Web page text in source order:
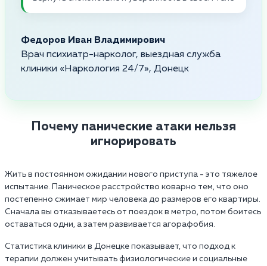
Федоров Иван Владимирович
Врач психиатр-нарколог, выездная служба
клиники «Наркология 24/7», Донецк
Почему панические атаки нельзя
игнорировать
Жить в постоянном ожидании нового приступа - это тяжелое
испытание. Паническое расстройство коварно тем, что оно
постепенно сжимает мир человека до размеров его квартиры.
Сначала вы отказываетесь от поездок в метро, потом боитесь
оставаться одни, а затем развивается агорафобия.
Статистика клиники в Донецке показывает, что подход к
терапии должен учитывать физиологические и социальные